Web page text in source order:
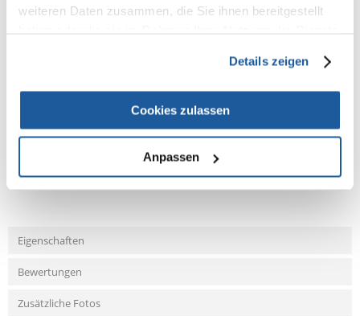
weiteren Daten zusammen, die Sie ihnen bereitgestellt
Details zeigen
Cookies zulassen
Anpassen
Feuchtigkeit max. 12%
NEUE NACHRICHT
Fragen und Antworten (FAQ)
Eigenschaften
Bewertungen
Zusätzliche Fotos